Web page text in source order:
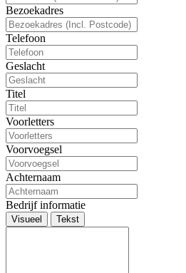
Bezoekadres
Telefoon
Geslacht
Titel
Voorletters
Voorvoegsel
Achternaam
Bedrijf informatie
Visueel Tekst